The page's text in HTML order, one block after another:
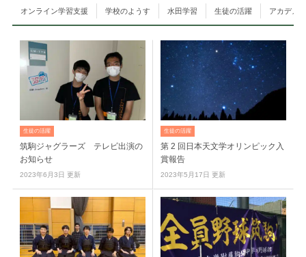
オンライン学習支援 学校のようす 水田学習 生徒の活躍 アカデメ
生徒の活躍
筑駒ジャグラーズ テレビ出演の
お知らせ
2023年6月3日 更新
生徒の活躍
第 2 回⽇本天⽂学オリンピック入
賞報告
2023年5月17日 更新